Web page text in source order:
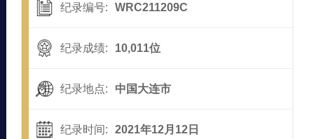
纪录编号: WRC211209C
纪录成绩: 10,011位
纪录地点: 中国大连市
纪录时间: 2021年12月12日